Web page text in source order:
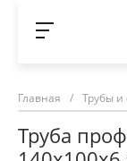
Главная / Трубы и
Труба